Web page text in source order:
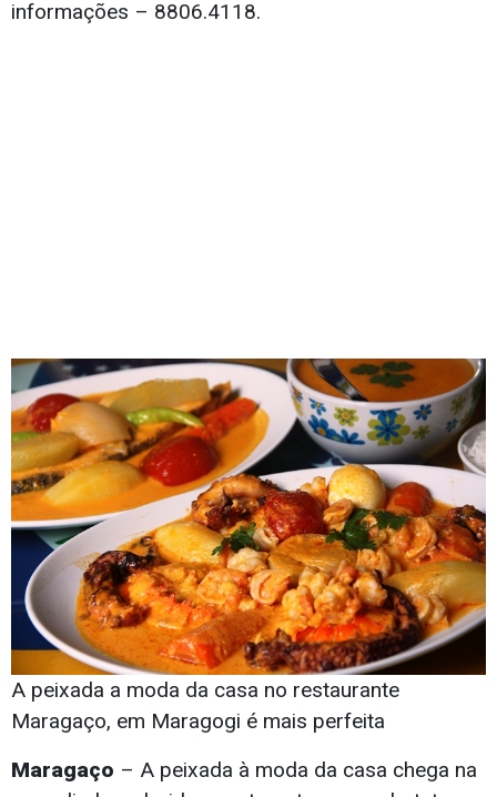
informações – 8806.4118.
A peixada a moda da casa no restaurante
Maragaço, em Maragogi é mais perfeita
Maragaço – A peixada à moda da casa chega na